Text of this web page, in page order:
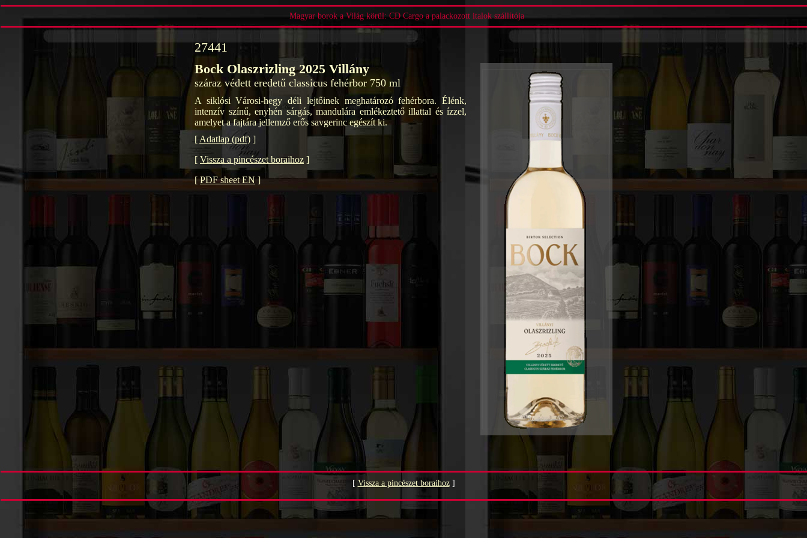
Magyar borok a Világ körül: CD Cargo a palackozott italok szállítója
27441
Bock Olaszrizling 2025 Villány
száraz védett eredetű classicus fehérbor 750 ml
A siklósi Városi-hegy déli lejtőinek meghatározó fehérbora. Élénk,
intenzív színű, enyhén sárgás, mandulára emlékeztető illattal és ízzel,
amelyet a fajtára jellemző erős savgerinc egészít ki.
[ Adatlap (pdf) ]
[ Vissza a pincészet boraihoz ]
[PDF sheet EN]
[ Vissza a pincészet boraihoz]